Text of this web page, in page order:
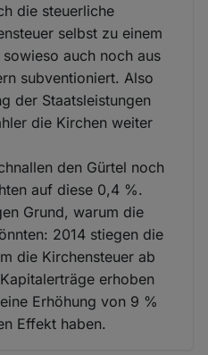
die steuerliche
selbst zu einem
auch noch aus
subventioniert. Also
der Staatsleistungen
die Kirchen weiter
den Gürtel noch
auf diese 0,4 %.
Grund, warum die
2014 stiegen die
die Kirchensteuer ab
erhoben
Erhöhung von 9 %
Effekt haben.